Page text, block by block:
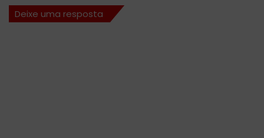
Deixe uma resposta